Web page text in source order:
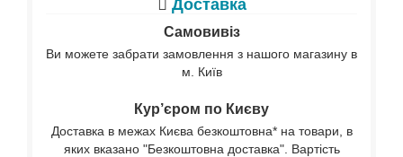
Доставка
Самовивіз
Ви можете забрати замовлення з нашого магазину в
м. Київ
Кур’єром по Києву
Доставка в межах Києва безкоштовна* на товари, в
яких вказано "Безкоштовна доставка". Вартість